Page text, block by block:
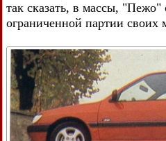
так сказать, в массы, "Пежо"
ограниченной партии